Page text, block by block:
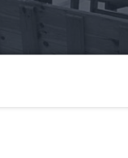
Zmarł Johann